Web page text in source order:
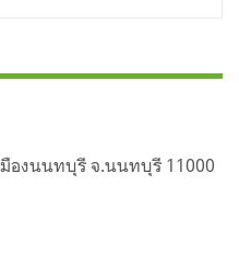
องนนทบุรี จ.นนทบุรี 11000